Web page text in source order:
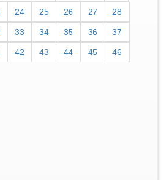
24 25 26 27 28
33 34 35 36 37
42 43 44 45 46